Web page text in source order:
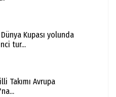
Kupası yolunda
tur...
Takımı Avrupa